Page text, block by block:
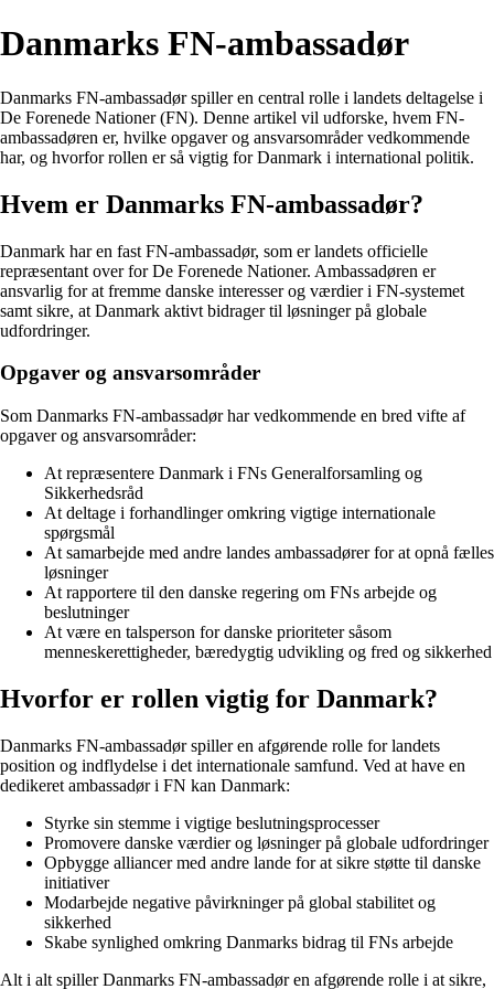
Danmarks FN-ambassadør
Danmarks FN-ambassadør spiller en central rolle i landets deltagelse i
De Forenede Nationer (FN). Denne artikel vil udforske, hvem FN-
ambassadøren er, hvilke opgaver og ansvarsområder vedkommende
har, og hvorfor rollen er så vigtig for Danmark i international politik.
Hvem er Danmarks FN-ambassadør?
Danmark har en fast FN-ambassadør, som er landets officielle
repræsentant over for De Forenede Nationer. Ambassadøren er
ansvarlig for at fremme danske interesser og værdier i FN-systemet
samt sikre, at Danmark aktivt bidrager til løsninger på globale
udfordringer.
Opgaver og ansvarsområder
Som Danmarks FN-ambassadør har vedkommende en bred vifte af
opgaver og ansvarsområder:
At repræsentere Danmark i FNs Generalforsamling og
Sikkerhedsråd
At deltage i forhandlinger omkring vigtige internationale
spørgsmål
At samarbejde med andre landes ambassadører for at opnå fælles
løsninger
At rapportere til den danske regering om FNs arbejde og
beslutninger
At være en talsperson for danske prioriteter såsom
menneskerettigheder, bæredygtig udvikling og fred og sikkerhed
Hvorfor er rollen vigtig for Danmark?
Danmarks FN-ambassadør spiller en afgørende rolle for landets
position og indflydelse i det internationale samfund. Ved at have en
dedikeret ambassadør i FN kan Danmark:
Styrke sin stemme i vigtige beslutningsprocesser
Promovere danske værdier og løsninger på globale udfordringer
Opbygge alliancer med andre lande for at sikre støtte til danske
initiativer
Modarbejde negative påvirkninger på global stabilitet og
sikkerhed
Skabe synlighed omkring Danmarks bidrag til FNs arbejde
Alt i alt spiller Danmarks FN-ambassadør en afgørende rolle i at sikre,